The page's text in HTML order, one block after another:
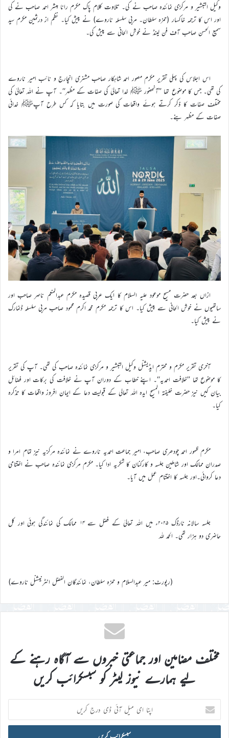
وکیل التبشیر و مرکزی نمائندہ صاحب نے کی۔ تلاوت کلام پاک مکرم رانا مبشر احمد صاحب نے کی
اور اس کا ترجمہ خاکسار (حمزہ سلطان۔ مربی سلسلہ ناروے) نے پیش کیا۔ نظم از درثمین مکرم سید
سمیع الحسن صاحب آف فن لینڈ نے خوش الحانی سے پیش کی۔
اس اجلاس کی پہلی تقریر مکرم مصور احمد شاہکار صاحب مشنری انچارج و نائب امیر ناروے
کی تھی۔ جس کا موضوع تھا ’’آنحضور ﷺ خدا تعالیٰ کی صفات کے مظہر‘‘۔ آپ نے اللہ تعالیٰ کی
مختلف صفات کا ذکر کرتے ہوئے واقعات کی صورت میں بتایا کہ کس طرح آپﷺ خدائی
صفات کے مظہر بنے۔
ازاں بعد حضرت مسیح موعود علیہ السلام کا ایک عربی قصیدہ مکرم عبدالمنعم ناصر صاحب اور
ساتھیوں نے خوش الحانی سے پیش کیا۔ اس کا ترجمہ مکرم محمد اکرم محمود صاحب مربی سلسلہ ڈنمارک
نے پیش کیا۔
آخری تقریر مکرم و محترم ایڈیشنل وکیل التبشیر و مرکزی نمائندہ صاحب کی تھی۔ آپ کی تقریر
کا موضوع تھا ’’خلافت احمدیہ‘‘۔ اپنے خطاب کے دوران آپ نے خلافت کی برکات اور فضائل
بیان کیں نیز حضرت خلیفتہ المسیح ایدہ اللہ تعالی کے قبولیت دعا کے ایمان افروز واقعات کا تذکرہ
کیا۔
مکرم ظہور احمد چودھری صاحب، امیر جماعت احمدیہ ناروے نے نمائندہ مرکزیہ نیز تمام امرا و
صدران ممالک اور شاملین جلسہ و کارکنان کا شکریہ ادا کیا۔ مکرم مرکزی نمائندہ صاحب نے اختتامی
دعا کروائی۔اور جلسہ کا اختتام عمل میں آیا۔
جلسہ سالانہ نارڈک ۲۰۲۵ء میں اللہ تعالیٰ کے فضل سے ۱۴ ممالک کی نمائندگی ہوئی اور کل
حاضری دو ہزار تھی۔ الحمد للہ
(رپورٹ: میر عبدالسلام و حمزہ سلطان، نمائندگان الفضل انٹرنیشنل ناروے)
مختلف مضامین اور جماعتی خبروں سے آگاہ رہنے کے
لیے ہمارے نیوز لیٹر کو سبسکرائب کریں
اپنا
ای
میل